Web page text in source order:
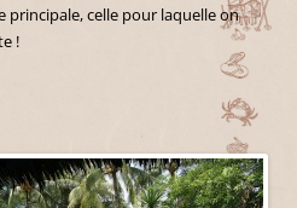
principale, celle pour laquelle on
!